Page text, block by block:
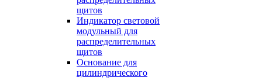
щитов
Индикатор световой
модульный для
распределительных
щитов
Основание для
цилиндрического